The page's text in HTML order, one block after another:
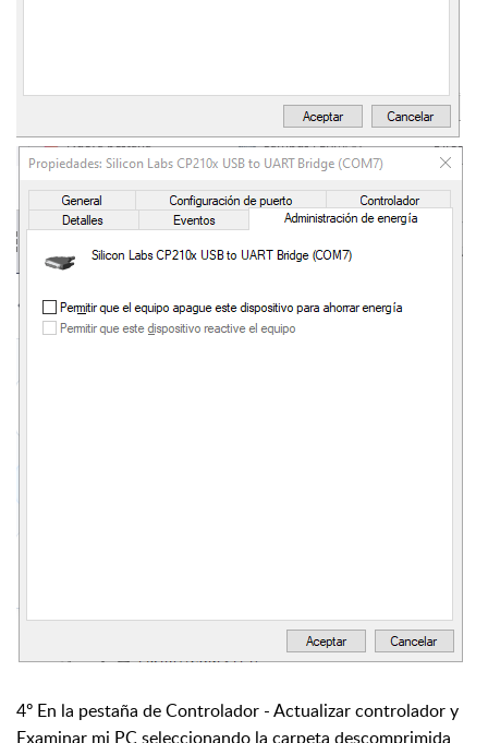
4º En la pestaña de Controlador - Actualizar controlador y
Examinar mi PC seleccionando la carpeta descomprimida